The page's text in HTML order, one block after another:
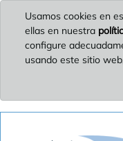
Usamos cookies en
ellas en nuestra
configure
usando este sitio